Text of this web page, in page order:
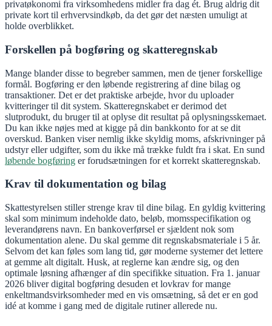
privatøkonomi fra virksomhedens midler fra dag ét. Brug aldrig dit
private kort til erhvervsindkøb, da det gør det næsten umuligt at
holde overblikket.
Forskellen på bogføring og skatteregnskab
Mange blander disse to begreber sammen, men de tjener forskellige
formål. Bogføring er den løbende registrering af dine bilag og
transaktioner. Det er det praktiske arbejde, hvor du uploader
kvitteringer til dit system. Skatteregnskabet er derimod det
slutprodukt, du bruger til at oplyse dit resultat på oplysningsskemaet.
Du kan ikke nøjes med at kigge på din bankkonto for at se dit
overskud. Banken viser nemlig ikke skyldig moms, afskrivninger på
udstyr eller udgifter, som du ikke må trække fuldt fra i skat. En sund
løbende bogføring er forudsætningen for et korrekt skatteregnskab.
Krav til dokumentation og bilag
Skattestyrelsen stiller strenge krav til dine bilag. En gyldig kvittering
skal som minimum indeholde dato, beløb, momsspecifikation og
leverandørens navn. En bankoverførsel er sjældent nok som
dokumentation alene. Du skal gemme dit regnskabsmateriale i 5 år.
Selvom det kan føles som lang tid, gør moderne systemer det lettere
at gemme alt digitalt. Husk, at reglerne kan ændre sig, og den
optimale løsning afhænger af din specifikke situation. Fra 1. januar
2026 bliver digital bogføring desuden et lovkrav for mange
enkeltmandsvirksomheder med en vis omsætning, så det er en god
idé at komme i gang med de digitale rutiner allerede nu.